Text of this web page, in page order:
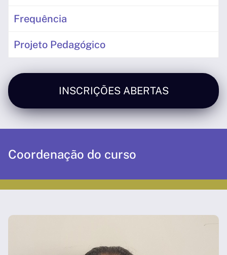
Frequência
Projeto Pedagógico
INSCRIÇÕES ABERTAS
Coordenação do curso